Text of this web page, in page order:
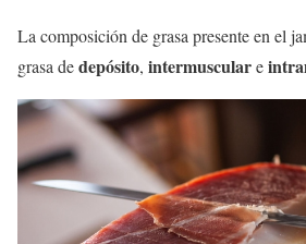
La composición de grasa presente en el
grasa dedepósito, intermusculare